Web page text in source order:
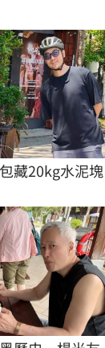
藏20kg水泥塊